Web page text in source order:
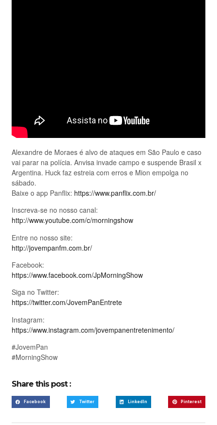
Alexandre de Moraes é alvo de ataques em São Paulo e caso
vai parar na polícia. Anvisa invade campo e suspende Brasil x
Argentina. Huck faz estreia com erros e Mion empolga no
sábado.
Baixe o app Panflix: https://www.panflix.com.br/
Inscreva-se no nosso canal:
http://www.youtube.com/c/morningshow
Entre no nosso site:
http://jovempanfm.com.br/
Facebook:
https://www.facebook.com/JpMorningShow
Siga no Twitter:
https://twitter.com/JovemPanEntrete
Instagram:
https://www.instagram.com/jovempanentretenimento/
#JovemPan
#MorningShow
Share this post :
Facebook Twitter LinkedIn Pinterest